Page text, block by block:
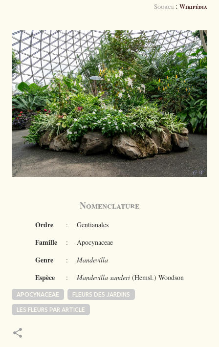
Source : Wikipédia
Nomenclature
Ordre : Gentianales
Famille : Apocynaceae
Genre : Mandevilla
Espèce : Mandevilla sanderi (Hemsl.) Woodson
APOCYNACEAE FLEURS DES JARDINS
LES FLEURS PAR ARTICLE